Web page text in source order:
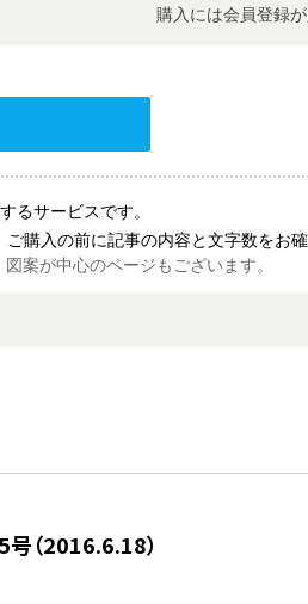
購入には会員登録
るサービスです。
ご購入の前に記事の内容と文字数をお確
案が中心のページもございます。
（2016.6.18）